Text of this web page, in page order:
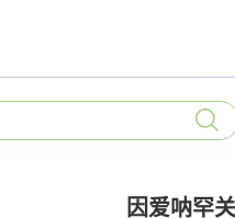
因爱呐罕